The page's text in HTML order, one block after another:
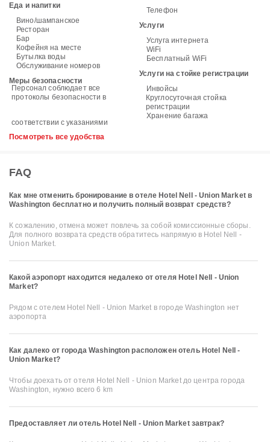
Еда и напитки
Вино/шампанское
Ресторан
Бар
Кофейня на месте
Бутылка воды
Обслуживание номеров
Меры безопасности
Персонал соблюдает все
протоколы безопасности в
соответствии с указаниями
Телефон
Услуги
Услуга интернета
WiFi
Бесплатный WiFi
Услуги на стойке регистрации
Инвойсы
Круглосуточная стойка
регистрации
Хранение багажа
Посмотреть все удобства
FAQ
Как мне отменить бронирование в отеле Hotel Nell - Union Market в
Washington бесплатно и получить полный возврат средств?
К сожалению, отмена может повлечь за собой комиссионные сборы.
Для полного возврата средств обратитесь напрямую в Hotel Nell -
Union Market.
Какой аэропорт находится недалеко от отеля Hotel Nell - Union
Market?
Рядом с отелем Hotel Nell - Union Market в городе Washington нет
аэропорта
Как далеко от города Washington расположен отель Hotel Nell -
Union Market?
Чтобы доехать от отеля Hotel Nell - Union Market до центра города
Washington, нужно всего 6 km
Предоставляет ли отель Hotel Nell - Union Market завтрак?